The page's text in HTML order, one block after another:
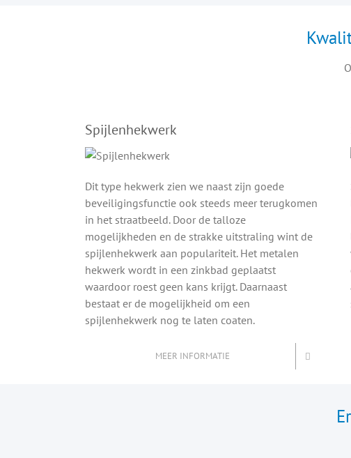
Spijlenhekwerk
Dit type hekwerk zien we naast zijn goede
beveiligingsfunctie ook steeds meer terugkomen
in het straatbeeld. Door de talloze
mogelijkheden en de strakke uitstraling wint de
spijlenhekwerk aan populariteit. Het metalen
hekwerk wordt in een zinkbad geplaatst
waardoor roest geen kans krijgt. Daarnaast
bestaat er de mogelijkheid om een
spijlenhekwerk nog te laten coaten.
MEER INFORMATIE